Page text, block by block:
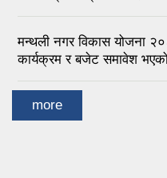
मन्थली नगर विकास योजना
कार्यक्रम र बजेट समावेश
more